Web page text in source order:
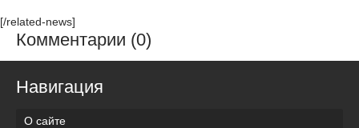
[/related-news]
Комментарии (0)
Навигация
О сайте